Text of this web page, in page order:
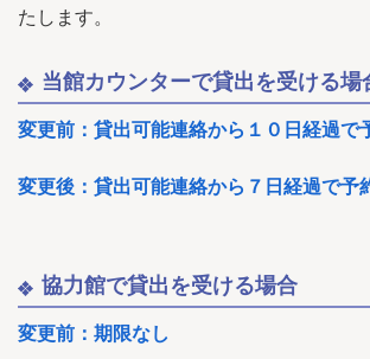
たします。
当館カウンターで貸出を受ける場
変更前：貸出可能連絡から１０日経過で
変更後：貸出可能連絡から７日経過で予
協力館で貸出を受ける場合
変更前：期限なし